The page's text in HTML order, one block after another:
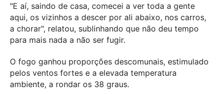
"E aí, saindo de casa, comecei a ver toda a gente
aqui, os vizinhos a descer por ali abaixo, nos carros,
a chorar", relatou, sublinhando que não deu tempo
para mais nada a não ser fugir.
O fogo ganhou proporções descomunais, estimulado
pelos ventos fortes e a elevada temperatura
ambiente, a rondar os 38 graus.